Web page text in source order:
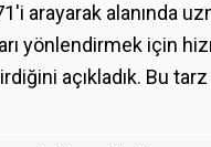
arayarak alanında
yönlendirmek için
açıkladık. Bu